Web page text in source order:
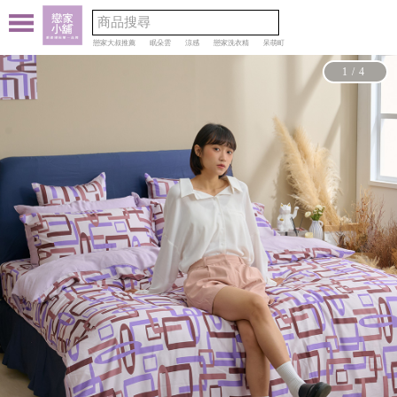
戀家大叔推薦 眠朵雲 涼感 戀家洗衣精 呆萌町
1/4